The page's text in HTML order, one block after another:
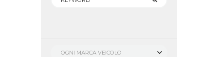
OGNI MARCA VEICOLO